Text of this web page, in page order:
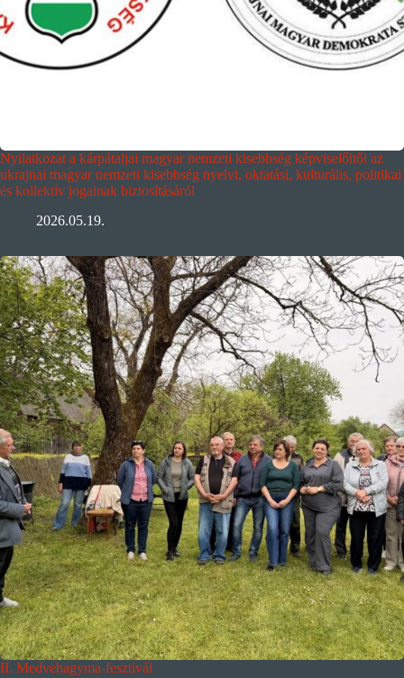
Nyilatkozat a kárpátaljai magyar nemzeti kisebbség képviselőitől az
ukrajnai magyar nemzeti kisebbség nyelvi, oktatási, kulturális, politikai
és kollektív jogainak biztosításáról
2026.05.19.
II. Medvehagyma-fesztivál